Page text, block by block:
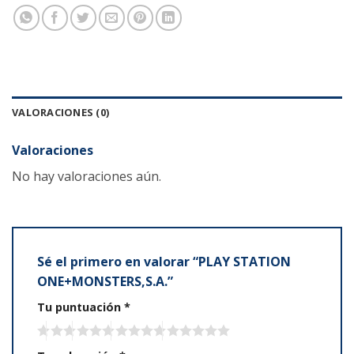
VALORACIONES (0)
Valoraciones
No hay valoraciones aún.
Sé el primero en valorar “PLAY STATION
ONE+MONSTERS,S.A.”
Tu puntuación *